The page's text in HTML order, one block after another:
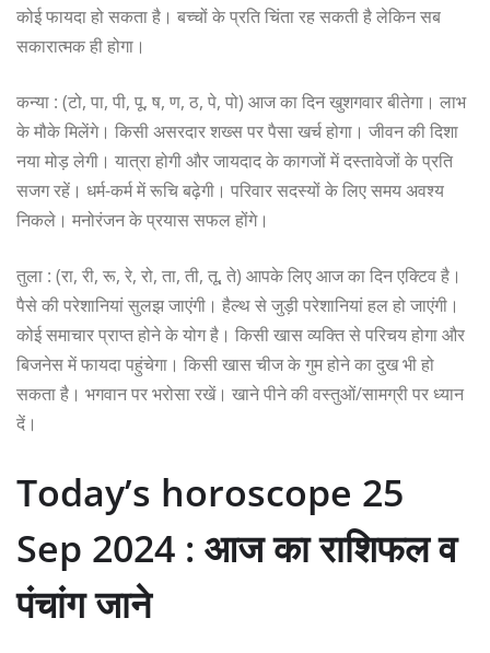
कोई फायदा हो सकता है। बच्चों के प्रति चिंता रह सकती है लेकिन सब
सकारात्मक ही होगा।
कन्या : (टो, पा, पी, पू, ष, ण, ठ, पे, पो) आज का दिन खुशगवार बीतेगा। लाभ
के मौके मिलेंगे। किसी असरदार शख्स पर पैसा खर्च होगा। जीवन की दिशा
नया मोड़ लेगी। यात्रा होगी और जायदाद के कागजों में दस्तावेजों के प्रति
सजग रहें। धर्म-कर्म में रूचि बढ़ेगी। परिवार सदस्यों के लिए समय अवश्य
निकले। मनोरंजन के प्रयास सफल होंगे।
तुला : (रा, री, रू, रे, रो, ता, ती, तू, ते) आपके लिए आज का दिन एक्टिव है।
पैसे की परेशानियां सुलझ जाएंगी। हैल्थ से जुड़ी परेशानियां हल हो जाएंगी।
कोई समाचार प्राप्त होने के योग है। किसी खास व्यक्ति से परिचय होगा और
बिजनेस में फायदा पहुंचेगा। किसी खास चीज के गुम होने का दुख भी हो
सकता है। भगवान पर भरोसा रखें। खाने पीने की वस्तुओं/सामग्री पर ध्यान
दें।
Today’s horoscope 25
Sep 2024 : आज का राशिफल व
पंचांग जाने